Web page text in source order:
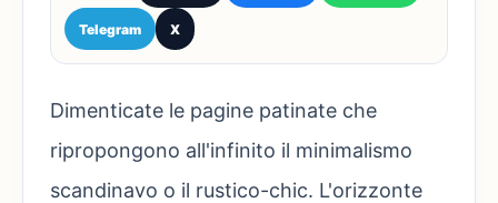
Telegram X
Dimenticate le pagine patinate che
ripropongono all'infinito il minimalismo
scandinavo o il rustico-chic. L'orizzonte